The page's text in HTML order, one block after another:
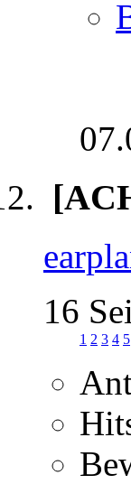
16
1 2 3 4 5